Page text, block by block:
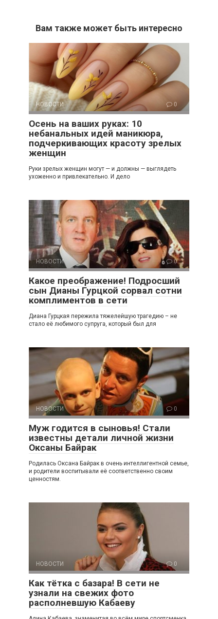
Вам также может быть интересно
НОВОСТИ 0
Осень на ваших руках: 10
небанальных идей маникюра,
подчеркивающих красоту зрелых
женщин
Руки зрелых женщин могут — и должны — выглядеть
ухоженно и привлекательно. И дело
НОВОСТИ 0
Какое преображение! Подросший
сын Дианы Гурцкой сорвал сотни
комплиментов в сети
Диана Гурцкая пережила тяжелейшую трагедию – не
стало её любимого супруга, который был для
НОВОСТИ 0
Муж годится в сыновья! Стали
известны детали личной жизни
Оксаны Байрак
Родилась Оксана Байрак в очень интеллигентной семье,
и родители воспитывали её соответственно своим
ценностям.
НОВОСТИ 0
Как тётка с базара! В сети не
узнали на свежих фото
располневшую Кабаеву